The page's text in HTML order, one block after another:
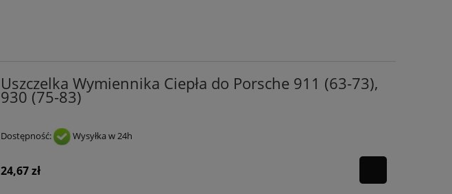
Uszczelka Wymiennika Ciepła do Porsche 911 (63-73),
930 (75-83)
Dostępność: Wysyłka w 24h
24,67 zł